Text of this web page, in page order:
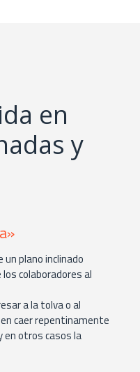
en
y
plano inclinado
colaboradores al
a la tolva o al
caer repentinamente
en otros casos la